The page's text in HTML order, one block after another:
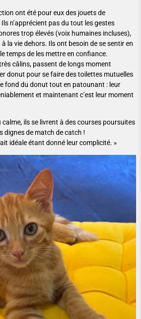
ont été pour eux des jouets de
n’apprécient pas du tout les gestes
trop élevés (voix humaines incluses),
la vie dehors. Ils ont besoin de se sentir en
temps de les mettre en confiance.
câlins, passent de longs moment
donut pour se faire des toilettes mutuelles
fond du donut tout en patounant : leur
et maintenant c’est leur moment
ils se livrent à des courses poursuites
dignes de match de catch !
idéale étant donné leur complicité. »